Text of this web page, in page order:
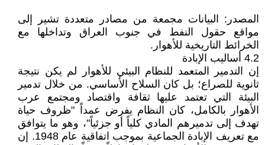
المصدر: البيانات مجمعة من مصادر متعددة تشير إلى
مواقع حقول النفط في جنوب العراق وتداخلها مع
الخرائط التاريخية للأهوار.
4.2 أساليب الإبادة
إن التدمير المتعمد للنظام البيئي للأهوار لم يكن نتيجة
ثانوية للصراع؛ بل كان السلاح الأساسي. من خلال تدمير
البيئة التي تعتمد عليها ثقافة واقتصاد ومجتمع عرب
الأهوار بالكامل، كان النظام يفرض عمداً "ظروف حياة
تهدف إلى تدميرهم المادي كلياً أو جزئياً"، وهو ما يتوافق
مع تعريف الإبادة الجماعية بموجب اتفاقية عام 1948. إن